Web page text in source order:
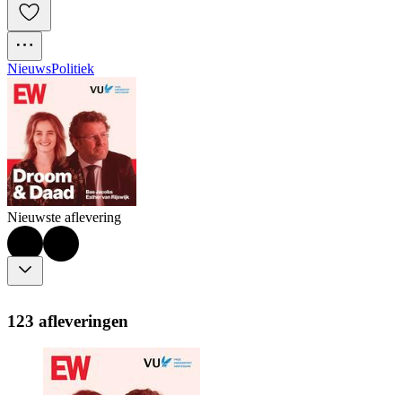
NieuwsPolitiek
Nieuwste aflevering
123 afleveringen